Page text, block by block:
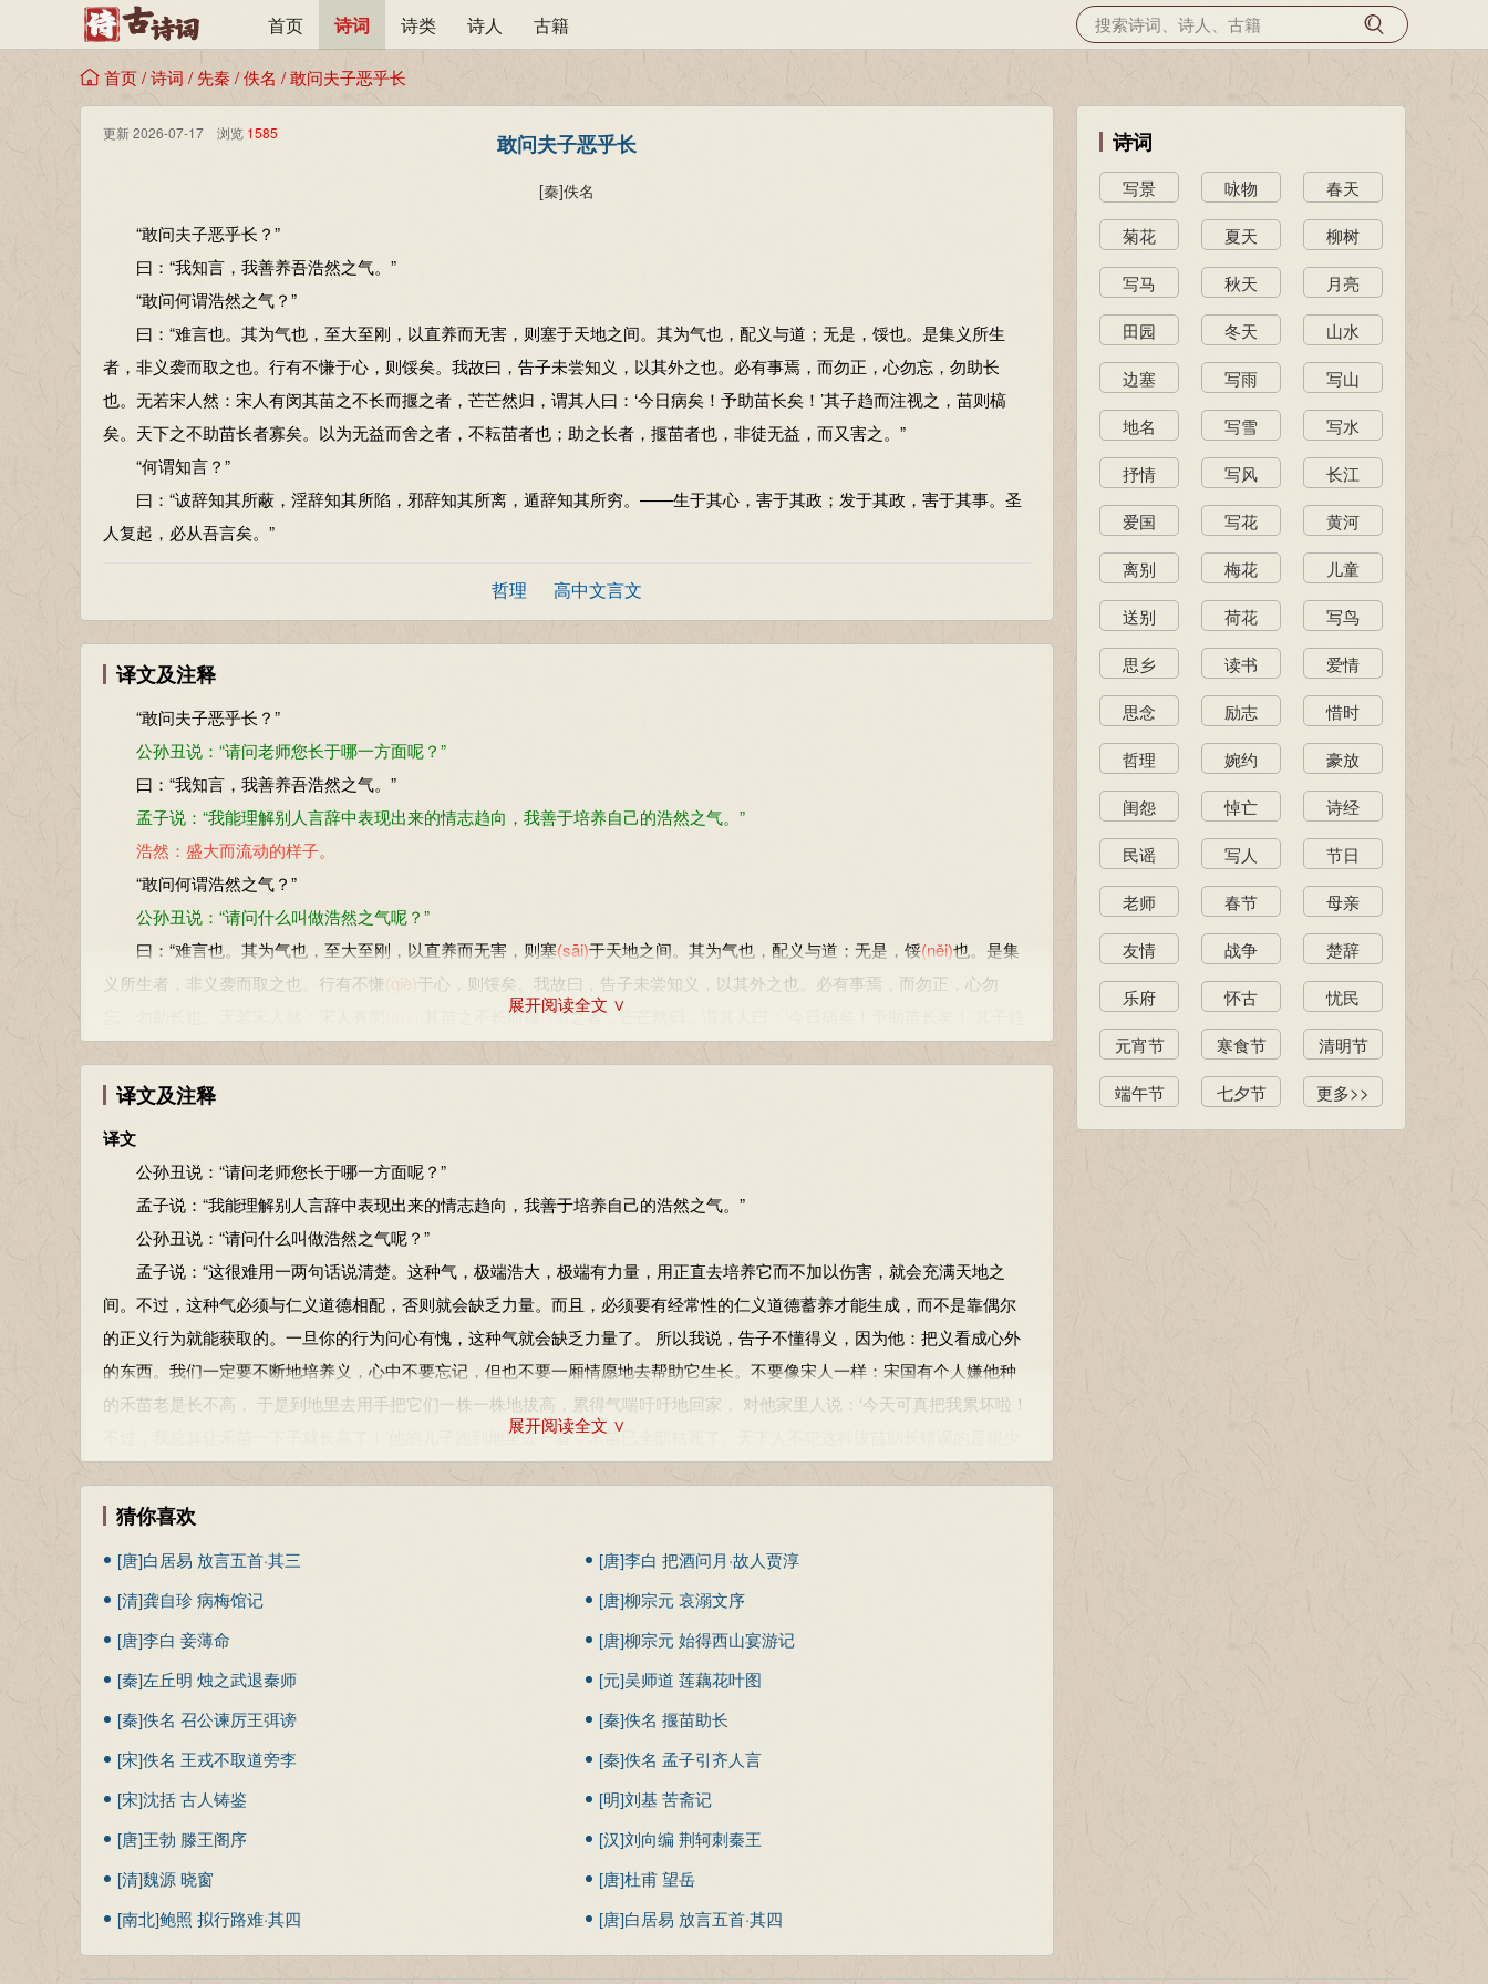
首页 诗词 诗类 诗人 古籍
首页/诗词 / 先秦 /佚名 /敢问夫子恶乎长
更新 2026-07-17 浏览 1585 敢问夫子恶乎长
[秦]佚名
“敢问夫子恶乎长？”
曰：“我知言，我善养吾浩然之气。”
“敢问何谓浩然之气？”
曰：“难言也。其为气也，至大至刚，以直养而无害，则塞于天地之间。其为气也，配义与道；无是，馁也。是集义所生
者，非义袭而取之也。行有不慊于心，则馁矣。我故曰，告子未尝知义，以其外之也。必有事焉，而勿正，心勿忘，勿助长
也。无若宋人然：宋人有闵其苗之不长而揠之者，芒芒然归，谓其人曰：‘今日病矣！予助苗长矣！’其子趋而注视之，苗则槁
矣。天下之不助苗长者寡矣。以为无益而舍之者，不耘苗者也；助之长者，揠苗者也，非徒无益，而又害之。”
“何谓知言？”
曰：“诐辞知其所蔽，淫辞知其所陷，邪辞知其所离，遁辞知其所穷。——生于其心，害于其政；发于其政，害于其事。圣
人复起，必从吾言矣。”
哲理 高中文言文
译文及注释
“敢问夫子恶乎长？”
公孙丑说：“请问老师您长于哪一方面呢？”
曰：“我知言，我善养吾浩然之气。”
孟子说：“我能理解别人言辞中表现出来的情志趋向，我善于培养自己的浩然之气。”
浩然：盛大而流动的样子。
“敢问何谓浩然之气？”
公孙丑说：“请问什么叫做浩然之气呢？”
曰：“难言也。其为气也，至大至刚，以直养而无害，则塞(sāi)于天地之间。其为气也，配义与道；无是，馁(něi)也。是集
义所生者，非义袭而取之也。行有不慊 (qiè)于心，则馁矣。我故曰，告子未尝知义，以其外之也。必有事焉，而勿正，心勿
其苗之不长而揠 (yà)之者，芒芒然归，谓其人曰：‘今日病矣！予助苗长矣！’其子趋
而往视之，苗则槁矣。天下之不助苗长者寡矣。以为无益而舍之者，不耘苗者也；助之长者，揠苗者也，非徒无益，而又害
之。”
间。不过，这种气必须与仁义道德相配，否则就会缺乏力量。而且，必须要有经常性的仁义道德蓄养才能生成，而不是靠偶尔
的正义行为就能获取的。一旦你的行为问心有愧，这种气就会缺乏力量了。 所以我说，告子不懂得义，因为他：把义看成心外
的东西。我们一定要不断地培养义，心中不要忘记，但也不要一厢情愿地去帮助它生长。不要像宋人一样：宋国有个人嫌他种
的禾苗老是长不高， 于是到地里去用手把它们一株一株地拔高，累得气喘吁吁地回家， 对他家里人说：‘今天可真把我累坏啦！
不过，我总算让禾苗一下子就长高了！’他的儿子跑到地里去一看，禾苗已全部枯死了。天下人不犯这种拔苗助长错误的是很少
的。认为养护庄稼没有用处而不去管它们的，是只种庄稼不除草的懒汉；一厢情愿地去帮助禾苗生长的人，就是拔禾苗的人，
但这不仅仅是没有好处的，而且还损伤了禾苗。”
慊：快，痛快。告子：名不详， 可能曾受教于墨子。正：止。“而勿正”即”“而勿止”。闵 ：担心，忧愁。揠：拨。芒芒然：
疲倦的样子。其人：指他家里的人。病：疲倦，劳累。耘，除草。
公孙丑问：“怎样才算理解别人言辞中表现出来的情志趋向呢？”
曰：“诐辞知其所蔽，淫辞知其所陷，邪辞知其所离，遁辞知其所穷。——生于其心，害于其政；发于其政，害于其事。圣
人复起，必从吾言矣。”
地方；躲闪的言论，知道它理屈辞穷的地方。从心里产生，必然会对政治造成危害，用于政治，必然会对国家大事造成危害。
如果圣人再世，也一定会同意我的话。”
诐辞：偏颇的言辞。淫辞：夸张、过分的言辞。遁辞： 躲闪的言辞。
本节内容由匿名网友上传，原作者已无法考证。以上内容仅供学习参考，其观点不代表本站立场。
展开阅读全文 ∨
译文及注释
译文
公孙丑说：“请问老师您长于哪一方面呢？”
孟子说：“我能理解别人言辞中表现出来的情志趋向，我善于培养自己的浩然之气。”
公孙丑说：“请问什么叫做浩然之气呢？”
孟子说：“这很难用一两句话说清楚。这种气，极端浩大，极端有力量，用正直去培养它而不加以伤害，就会充满天地之
间。不过，这种气必须与仁义道德相配，否则就会缺乏力量。而且，必须要有经常性的仁义道德蓄养才能生成，而不是靠偶尔
的正义行为就能获取的。一旦你的行为问心有愧，这种气就会缺乏力量了。 所以我说，告子不懂得义，因为他：把义看成心外
的东西。我们一定要不断地培养义，心中不要忘记，但也不要一厢情愿地去帮助它生长。不要像宋人一样：宋国有个人嫌他种
的禾苗老是长不高， 于是到地里去用手把它们一株一株地拔高，累得气喘吁吁地回家， 对他家里人说：‘今天可真把我累坏啦！
不过，我总算让禾苗一下子就长高了！’他的儿子跑到地里去一看，禾苗已全部枯死了。天下人不犯这种拔苗助长错误的是很少
的。认为养护庄稼没有用处而不去管它们的，是只种庄稼不除草的懒汉；一厢情愿地去帮助禾苗生长的人，就是拔禾苗的人，
但这不仅仅是没有好处的，而且还损伤了禾苗。”
孟子回答说：“偏颇的言论，知道它不全面的地方；过激的言论，知道它陷入错误的地方；邪曲的言论，知道它背离正道的
地方；躲闪的言论，知道它理屈辞穷的地方。从心里产生，必然会对政治造成危害，用于政治，必然会对国家大事造成危害。
如果圣人再世，也一定会同意我的话。”
注释
慊：快，痛快。
告子：名不详， 可能曾受教于墨子。
正：止。“而勿正”即”“而勿止”。
闵 ：担心，忧愁。
揠：拨。
其人：指他家里的人。
展开阅读全文 ∨
猜你喜欢
[唐]白居易 放言五首·其三
[唐]李白 把酒问月·故人贾淳
令予问之
[清]龚自珍 病梅馆记
[唐]柳宗元 哀溺文序
[唐]李白 妾薄命
[唐]柳宗元 始得西山宴游记
[秦]左丘明 烛之武退秦师
[元]吴师道 莲藕花叶图
[秦]佚名 召公谏厉王弭谤
[秦]佚名 揠苗助长
[宋]佚名 王戎不取道旁李
[秦]佚名 孟子引齐人言
[宋]沈括 古人铸鉴
[明]刘基 苦斋记
[唐]王勃 滕王阁序
[汉]刘向编 荆轲刺秦王
[清]魏源 晓窗
[唐]杜甫 望岳
[南北]鲍照 拟行路难·其四
[唐]白居易 放言五首·其四
诗词
写景 咏物 春天
菊花 夏天 柳树
写马 秋天 月亮
田园 冬天 山水
边塞 写雨 写山
地名 写雪 写水
抒情 写风 长江
爱国 写花 黄河
离别 梅花 儿童
送别 荷花 写鸟
思乡 读书 爱情
思念 励志 惜时
哲理 婉约 豪放
闺怨 悼亡 诗经
民谣 写人 节日
老师 春节 母亲
友情 战争 楚辞
乐府 怀古 忧民
元宵节 寒食节 清明节
端午节 七夕节 更多>>